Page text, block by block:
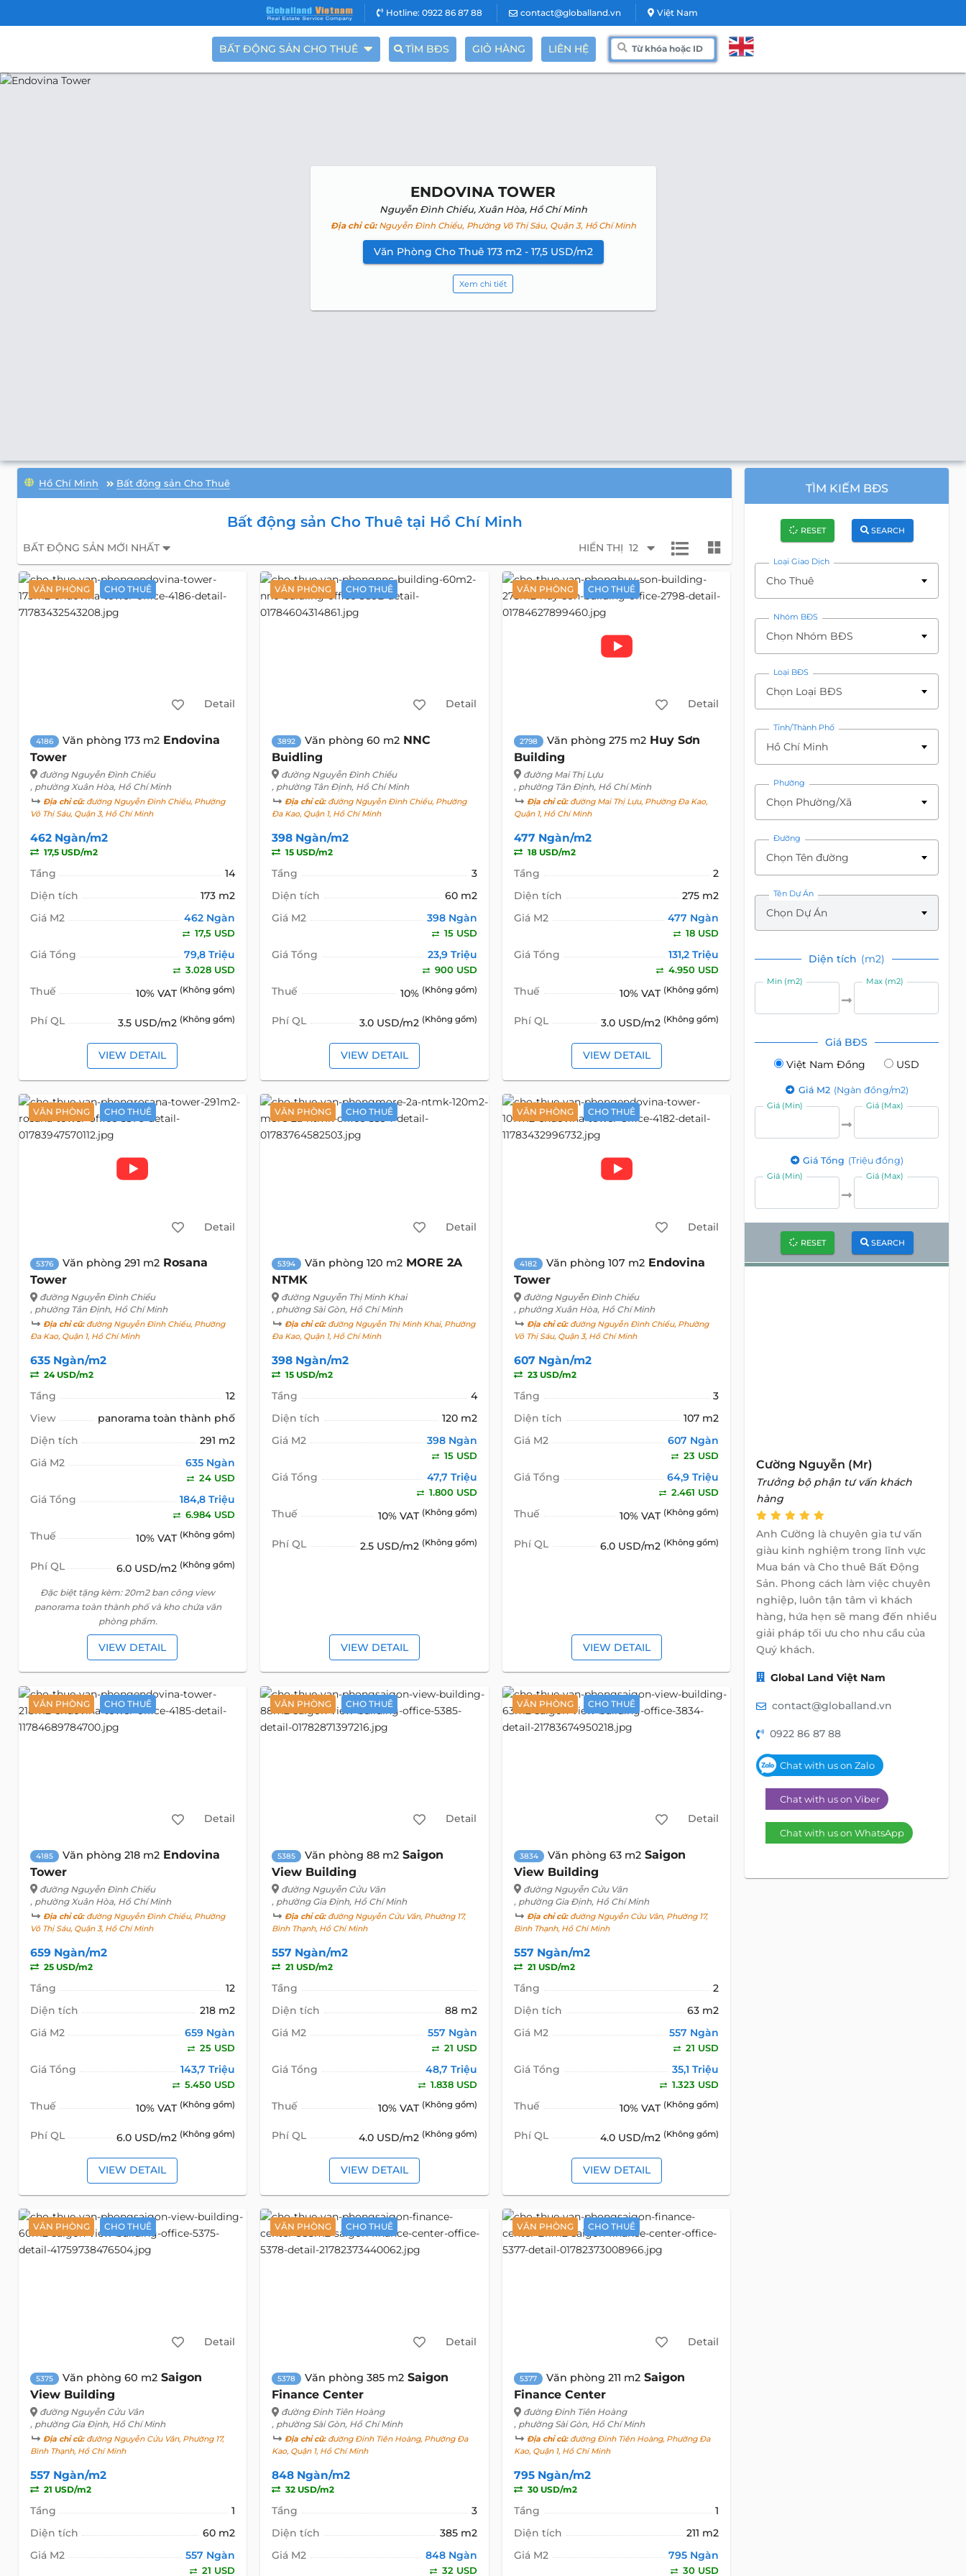
Hotline: 0922 86 87 88 contact@globalland.vn Việt Nam
BẤT ĐỘNG SẢN CHO THUÊ TÌM BĐS GIỎ HÀNG LIÊN HỆ
ENDOVINA TOWER
Nguyễn Đình Chiểu, Xuân Hòa, Hồ Chí Minh
Địa chỉ cũ:Nguyễn Đình Chiểu, Phường Võ Thị Sáu, Quận 3, Hồ Chí Minh
Văn Phòng Cho Thuê 173 m2 - 17,5 USD/m2
Xem chi tiết
Hồ Chí Minh Bất động sản Cho Thuê
Bất động sản Cho Thuê tại Hồ Chí Minh
BẤT ĐỘNG SẢN MỚI NHẤT HIỂN THỊ 12
VĂN PHÒNG CHO THUÊ
Detail
4186 Văn phòng 173 m2 Endovina
Tower
đường Nguyễn Đình Chiểu
, phường Xuân Hòa, Hồ Chí Minh
Địa chỉ cũ:đường Nguyễn Đình Chiểu, Phường
Võ Thị Sáu, Quận 3, Hồ Chí Minh
462 Ngàn/m2
17,5 USD/m2
Tầng
14
Diện tích
173 m2
Giá M2
462 Ngàn
17,5 USD
Giá Tổng 79,8 Triệu
3.028 USD
Thuế 10% VAT (Không gồm)
Phí QL 3.5 USD/m2 (Không gồm)
VIEW DETAIL
VĂN PHÒNG CHO THUÊ
Detail
3892 Văn phòng 60 m2 NNC
Buidling
đường Nguyễn Đình Chiểu
, phường Tân Định, Hồ Chí Minh
Địa chỉ cũ:đường Nguyễn Đình Chiểu, Phường
Đa Kao, Quận 1, Hồ Chí Minh
398 Ngàn/m2
15 USD/m2
Tầng
3
Diện tích
60 m2
Giá M2
398 Ngàn
15 USD
Giá Tổng 23,9 Triệu
900 USD
Thuế 10% (Không gồm)
Phí QL 3.0 USD/m2 (Không gồm)
VIEW DETAIL
VĂN PHÒNG CHO THUÊ
Detail
2798 Văn phòng 275 m2 Huy Sơn
Building
đường Mai Thị Lựu
, phường Tân Định, Hồ Chí Minh
Địa chỉ cũ:đường Mai Thị Lựu, Phường Đa Kao,
Quận 1, Hồ Chí Minh
477 Ngàn/m2
18 USD/m2
Tầng
2
Diện tích
275 m2
Giá M2
477 Ngàn
18 USD
Giá Tổng 131,2 Triệu
4.950 USD
Thuế 10% VAT (Không gồm)
Phí QL 3.0 USD/m2 (Không gồm)
VIEW DETAIL
VĂN PHÒNG CHO THUÊ
Detail
5376 Văn phòng 291 m2 Rosana
Tower
đường Nguyễn Đình Chiểu
, phường Tân Định, Hồ Chí Minh
Địa chỉ cũ:đường Nguyễn Đình Chiểu, Phường
Đa Kao, Quận 1, Hồ Chí Minh
635 Ngàn/m2
24 USD/m2
Tầng
12
View
panorama toàn thành phố
Diện tích
291 m2
Giá M2
635 Ngàn
24 USD
Giá Tổng 184,8 Triệu
6.984 USD
Thuế 10% VAT (Không gồm)
Phí QL 6.0 USD/m2 (Không gồm)
Đặc biệt tặng kèm: 20m2 ban công view
panorama toàn thành phố và kho chứa văn
phòng phẩm.
VIEW DETAIL
VĂN PHÒNG CHO THUÊ
Detail
5394 Văn phòng 120 m2 MORE 2A
NTMK
đường Nguyễn Thị Minh Khai
, phường Sài Gòn, Hồ Chí Minh
Địa chỉ cũ:đường Nguyễn Thị Minh Khai, Phường
Đa Kao, Quận 1, Hồ Chí Minh
398 Ngàn/m2
15 USD/m2
Tầng
4
Diện tích
120 m2
Giá M2
398 Ngàn
15 USD
Giá Tổng 47,7 Triệu
1.800 USD
Thuế 10% VAT (Không gồm)
Phí QL 2.5 USD/m2 (Không gồm)
VIEW DETAIL
VĂN PHÒNG CHO THUÊ
Detail
4182 Văn phòng 107 m2 Endovina
Tower
đường Nguyễn Đình Chiểu
, phường Xuân Hòa, Hồ Chí Minh
Địa chỉ cũ:đường Nguyễn Đình Chiểu, Phường
Võ Thị Sáu, Quận 3, Hồ Chí Minh
607 Ngàn/m2
23 USD/m2
Tầng
3
Diện tích
107 m2
Giá M2
607 Ngàn
23 USD
Giá Tổng 64,9 Triệu
2.461 USD
Thuế 10% VAT (Không gồm)
Phí QL 6.0 USD/m2 (Không gồm)
VIEW DETAIL
VĂN PHÒNG CHO THUÊ
Detail
4185 Văn phòng 218 m2 Endovina
Tower
đường Nguyễn Đình Chiểu
, phường Xuân Hòa, Hồ Chí Minh
Địa chỉ cũ:đường Nguyễn Đình Chiểu, Phường
Võ Thị Sáu, Quận 3, Hồ Chí Minh
659 Ngàn/m2
25 USD/m2
Tầng
12
Diện tích
218 m2
Giá M2
659 Ngàn
25 USD
Giá Tổng 143,7 Triệu
5.450 USD
Thuế 10% VAT (Không gồm)
Phí QL 6.0 USD/m2 (Không gồm)
VIEW DETAIL
VĂN PHÒNG CHO THUÊ
Detail
5385 Văn phòng 88 m2 Saigon
View Building
đường Nguyễn Cửu Vân
, phường Gia Định, Hồ Chí Minh
Địa chỉ cũ:đường Nguyễn Cửu Vân, Phường 17,
Bình Thạnh, Hồ Chí Minh
557 Ngàn/m2
21 USD/m2
Tầng
Diện tích
88 m2
Giá M2
557 Ngàn
21 USD
Giá Tổng 48,7 Triệu
1.838 USD
Thuế 10% VAT (Không gồm)
Phí QL 4.0 USD/m2 (Không gồm)
VIEW DETAIL
VĂN PHÒNG CHO THUÊ
Detail
3834 Văn phòng 63 m2 Saigon
View Building
đường Nguyễn Cửu Vân
, phường Gia Định, Hồ Chí Minh
Địa chỉ cũ:đường Nguyễn Cửu Vân, Phường 17,
Bình Thạnh, Hồ Chí Minh
557 Ngàn/m2
21 USD/m2
Tầng
2
Diện tích
63 m2
Giá M2
557 Ngàn
21 USD
Giá Tổng 35,1 Triệu
1.323 USD
Thuế 10% VAT (Không gồm)
Phí QL 4.0 USD/m2 (Không gồm)
VIEW DETAIL
VĂN PHÒNG CHO THUÊ
Detail
5375 Văn phòng 60 m2 Saigon
View Building
đường Nguyễn Cửu Vân
, phường Gia Định, Hồ Chí Minh
Địa chỉ cũ:đường Nguyễn Cửu Vân, Phường 17,
Bình Thạnh, Hồ Chí Minh
557 Ngàn/m2
21 USD/m2
Tầng
1
Diện tích
60 m2
Giá M2
557 Ngàn
21 USD
VĂN PHÒNG CHO THUÊ
Detail
5378 Văn phòng 385 m2 Saigon
Finance Center
đường Đinh Tiên Hoàng
, phường Sài Gòn, Hồ Chí Minh
Địa chỉ cũ:đường Đinh Tiên Hoàng, Phường Đa
Kao, Quận 1, Hồ Chí Minh
848 Ngàn/m2
32 USD/m2
Tầng
3
Diện tích
385 m2
Giá M2
848 Ngàn
32 USD
VĂN PHÒNG CHO THUÊ
Detail
5377 Văn phòng 211 m2 Saigon
Finance Center
đường Đinh Tiên Hoàng
, phường Sài Gòn, Hồ Chí Minh
Địa chỉ cũ:đường Đinh Tiên Hoàng, Phường Đa
Kao, Quận 1, Hồ Chí Minh
795 Ngàn/m2
30 USD/m2
Tầng
1
Diện tích
211 m2
Giá M2
795 Ngàn
30 USD
TÌM KIẾM BĐS
RESET SEARCH
Loại Giao Dịch
Cho Thuê
Nhóm BĐS
Chọn Nhóm BĐS
Loại BĐS
Chọn Loại BĐS
Tỉnh/Thành Phố
Hồ Chí Minh
Phường
Chọn Phường/Xã
Đường
Chọn Tên đường
Tên Dự Án
Chọn Dự Án
Diện tích (m2)
Min (m2) Max (m2)
Giá BĐS
Việt Nam Đồng
USD
Giá M2 (Ngàn đồng/m2)
Giá (Min) Giá (Max)
Giá Tổng (Triệu đồng)
Giá (Min) Giá (Max)
RESET SEARCH
Cường Nguyễn (Mr)
Trưởng bộ phận tư vấn khách
hàng
Anh Cường là chuyên gia tư vấn
giàu kinh nghiệm trong lĩnh vực
Mua bán và Cho thuê Bất Động
Sản. Phong cách làm việc chuyên
nghiệp, luôn tận tâm vì khách
hàng, hứa hẹn sẽ mang đến nhiều
giải pháp tối ưu cho nhu cầu của
Quý khách.
Global Land Việt Nam
contact@globalland.vn
0922 86 87 88
Chat with us on Zalo
Chat with us on Viber
Chat with us on WhatsApp